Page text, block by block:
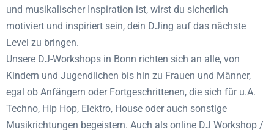
und musikalischer Inspiration ist, wirst du sicherlich
motiviert und inspiriert sein, dein DJing auf das nächste
Level zu bringen.
Unsere DJ-Workshops in Bonn richten sich an alle, von
Kindern und Jugendlichen bis hin zu Frauen und Männer,
egal ob Anfängern oder Fortgeschrittenen, die sich für u.A.
Techno, Hip Hop, Elektro, House oder auch sonstige
Musikrichtungen begeistern. Auch als online DJ Workshop /